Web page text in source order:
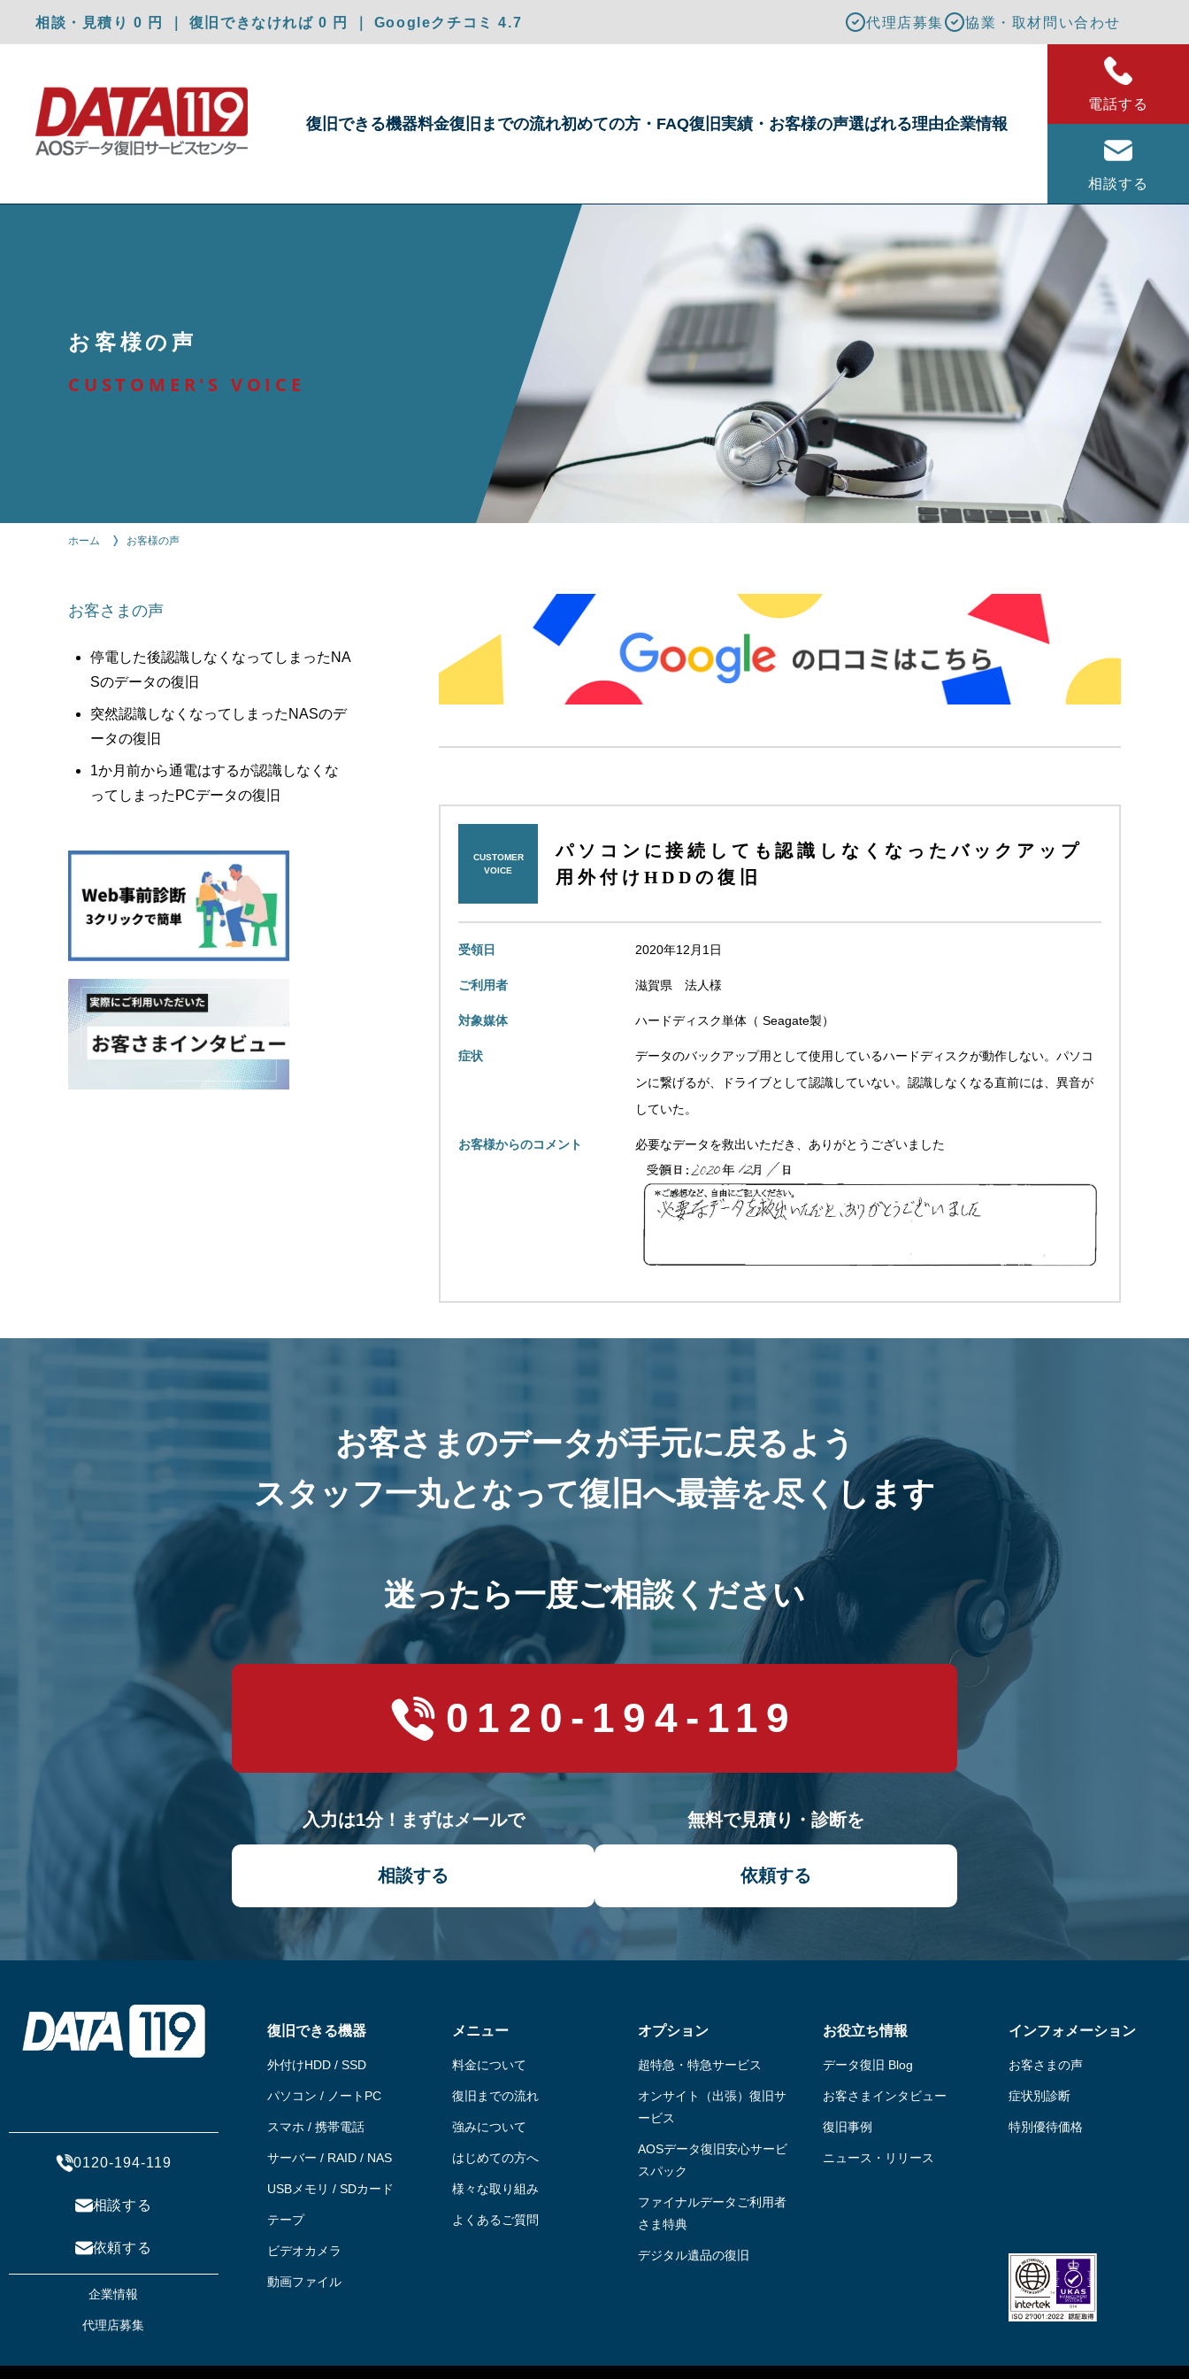
相談・見積り 0 円 ｜ 復旧できなければ 0 円 ｜ Googleクチコミ 4.7 代理店募集 協業・取材問い合わせ
復旧できる機器料金復旧までの流れ初めての方・ FAQ復旧実績・ お客様の声選ばれる理由企業情報
電話する
相談する
お客様の声
CUSTOMER'S VOICE
ホーム お客様の声
お客さまの声
停電した後認識しなくなってしまったNA
Sのデータの復旧
突然認識しなくなってしまったNASのデ
ータの復旧
1か月前から通電はするが認識しなくな
ってしまったPCデータの復旧
CUSTOMER
VOICE
パソコンに接続しても認識しなくなったバックアップ
用外付けHDDの復旧
受領日 2020年12月1日
ご利用者 滋賀県 法人様
対象媒体 ハードディスク単体（ Seagate製）
症状
データのバックアップ用として使用しているハードディスクが動作しない。パソコ
ンに繋げるが、ドライブとして認識していない。認識しなくなる直前には、異音が
していた。
お客様からのコメント 必要なデータを救出いただき、ありがとうございました
お客さまのデータが手元に戻るよう
スタッフ一丸となって復旧へ最善を尽くします
迷ったら一度ご相談ください
0120-194-119
入力は1分！まずはメールで
相談する
無料で見積り・診断を
依頼する
0120-194-119
相談する
依頼する
企業情報
代理店募集
復旧できる機器
外付けHDD / SSD
パソコン / ノートPC
スマホ / 携帯電話
サーバー / RAID / NAS
USBメモリ / SDカード
テープ
ビデオカメラ
動画ファイル
メニュー
料金について
復旧までの流れ
強みについて
はじめての方へ
様々な取り組み
よくあるご質問
オプション
超特急・特急サービス
オンサイト（出張）復旧サ
ービス
AOSデータ復旧安⼼サービ
スパック
ファイナルデータご利⽤者
さま特典
デジタル遺品の復旧
お役立ち情報
データ復旧 Blog
お客さまインタビュー
復旧事例
ニュース・リリース
インフォメーション
お客さまの声
症状別診断
特別優待価格